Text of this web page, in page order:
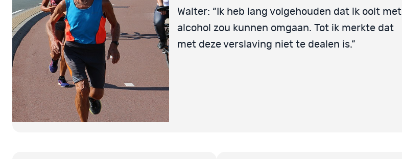
Walter: “Ik heb lang volgehouden dat ik ooit met
alcohol zou kunnen omgaan. Tot ik merkte dat
met deze verslaving niet te dealen is.”